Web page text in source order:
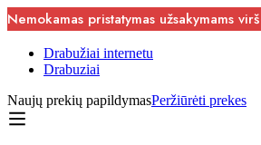
Nemokamas pristatymas užsakymams
Drabužiai internetu
Drabuziai
Naujų prekių papildymasPeržiūrėti prekes